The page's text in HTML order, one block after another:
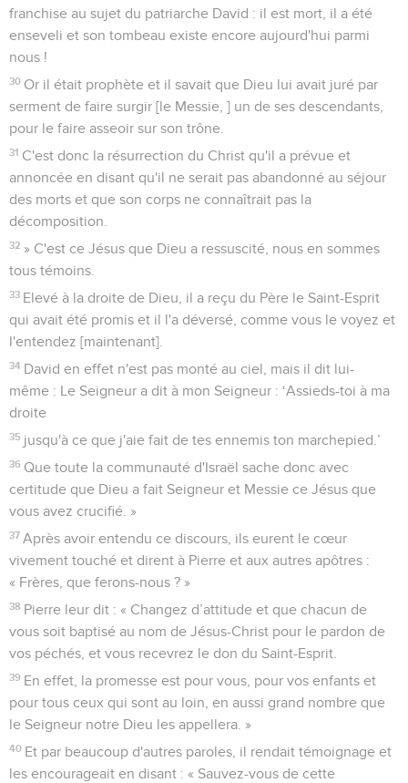
franchise au sujet du patriarche David : il est mort, il a été
enseveli et son tombeau existe encore aujourd'hui parmi
nous !
30 Or il était prophète et il savait que Dieu lui avait juré par
serment de faire surgir [le Messie, ] un de ses descendants,
pour le faire asseoir sur son trône.
31 C'est donc la résurrection du Christ qu'il a prévue et
annoncée en disant qu'il ne serait pas abandonné au séjour
des morts et que son corps ne connaîtrait pas la
décomposition.
32 » C'est ce Jésus que Dieu a ressuscité, nous en sommes
tous témoins.
33 Elevé à la droite de Dieu, il a reçu du Père le Saint-Esprit
qui avait été promis et il l'a déversé, comme vous le voyez et
l'entendez [maintenant].
34 David en effet n'est pas monté au ciel, mais il dit lui-
même : Le Seigneur a dit à mon Seigneur : ‘Assieds-toi à ma
droite
35 jusqu'à ce que j'aie fait de tes ennemis ton marchepied.’
36 Que toute la communauté d'Israël sache donc avec
certitude que Dieu a fait Seigneur et Messie ce Jésus que
vous avez crucifié. »
37 Après avoir entendu ce discours, ils eurent le cœur
vivement touché et dirent à Pierre et aux autres apôtres :
« Frères, que ferons-nous ? »
38 Pierre leur dit : « Changez d’attitude et que chacun de
vous soit baptisé au nom de Jésus-Christ pour le pardon de
vos péchés, et vous recevrez le don du Saint-Esprit.
39 En effet, la promesse est pour vous, pour vos enfants et
pour tous ceux qui sont au loin, en aussi grand nombre que
le Seigneur notre Dieu les appellera. »
40 Et par beaucoup d'autres paroles, il rendait témoignage et
les encourageait en disant : « Sauvez-vous de cette